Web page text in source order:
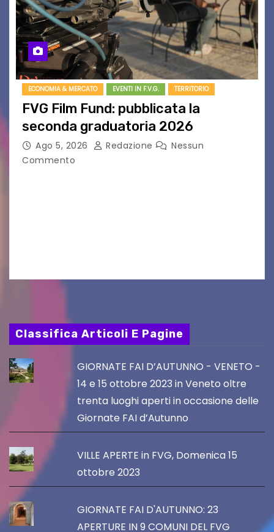
ECONOMIA & MERCATO EVENTI IN F.V.G. TERRITORIO
FVG Film Fund: pubblicata la
seconda graduatoria 2026
Ago 5, 2026 Redazione
Nessun
Commento
Classifica Articoli E Pagine
GIORNATE FAI D’AUTUNNO - VENETO -
14 e 15 ottobre 2023 in Veneto oltre
trenta luoghi aperti in occasione delle
Giornate FAI d’Autunno
VILLE APERTE in FVG, Domenica 15
ottobre 2023
GIORNATE FAI D'AUTUNNO: 23
APERTURE IN 9 COMUNI DEL FVG